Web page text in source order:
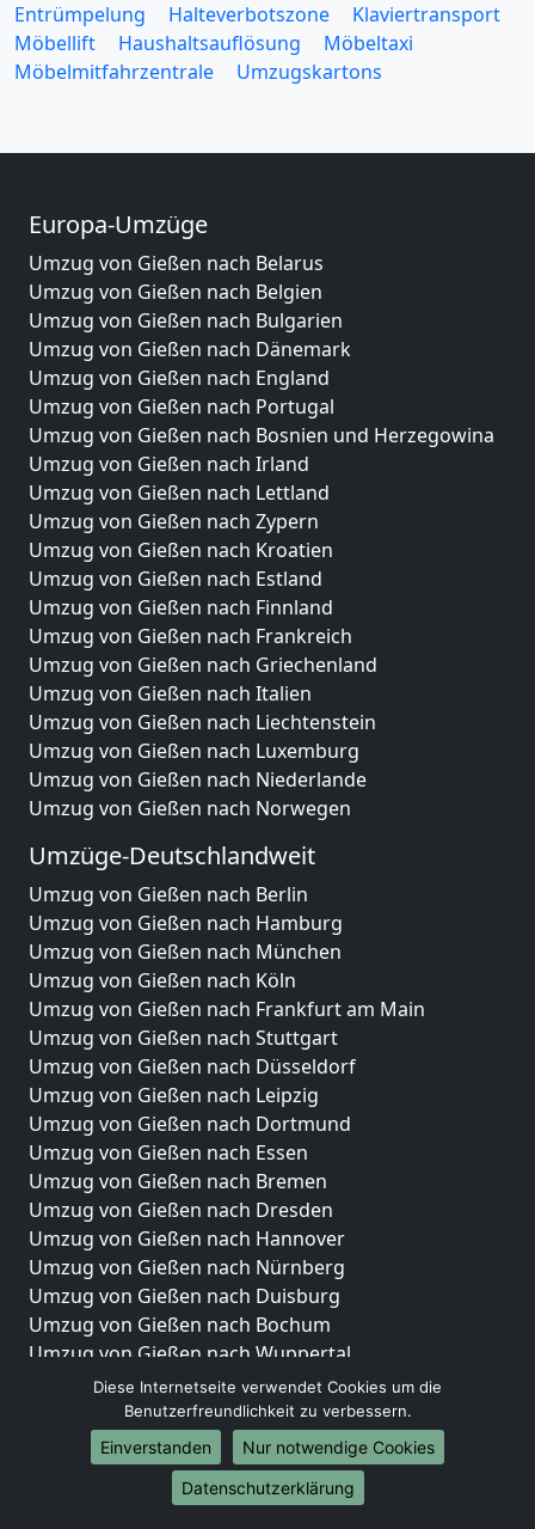
Entrümpelung
Halteverbotszone
Klaviertransport
Möbellift
Haushaltsauflösung
Möbeltaxi
Möbelmitfahrzentrale
Umzugskartons
Europa-Umzüge
Umzug von Gießen nach Belarus
Umzug von Gießen nach Belgien
Umzug von Gießen nach Bulgarien
Umzug von Gießen nach Dänemark
Umzug von Gießen nach England
Umzug von Gießen nach Portugal
Umzug von Gießen nach Bosnien und Herzegowina
Umzug von Gießen nach Irland
Umzug von Gießen nach Lettland
Umzug von Gießen nach Zypern
Umzug von Gießen nach Kroatien
Umzug von Gießen nach Estland
Umzug von Gießen nach Finnland
Umzug von Gießen nach Frankreich
Umzug von Gießen nach Griechenland
Umzug von Gießen nach Italien
Umzug von Gießen nach Liechtenstein
Umzug von Gießen nach Luxemburg
Umzug von Gießen nach Niederlande
Umzug von Gießen nach Norwegen
Umzüge-Deutschlandweit
Umzug von Gießen nach Berlin
Umzug von Gießen nach Hamburg
Umzug von Gießen nach München
Umzug von Gießen nach Köln
Umzug von Gießen nach Frankfurt am Main
Umzug von Gießen nach Stuttgart
Umzug von Gießen nach Düsseldorf
Umzug von Gießen nach Leipzig
Umzug von Gießen nach Dortmund
Umzug von Gießen nach Essen
Umzug von Gießen nach Bremen
Umzug von Gießen nach Dresden
Umzug von Gießen nach Hannover
Umzug von Gießen nach Nürnberg
Umzug von Gießen nach Duisburg
Umzug von Gießen nach Bochum
Umzug von Gießen nach Wuppertal
Umzug von Gießen nach Bielefeld
Umzug von Gießen nach Bonn
Umzug von Gießen nach Münster
Internationale-Umzüge
Diese Internetseite verwendet Cookies um die
Benutzerfreundlichkeit zu verbessern.
Einverstanden
Nur notwendige Cookies
Datenschutzerklärung